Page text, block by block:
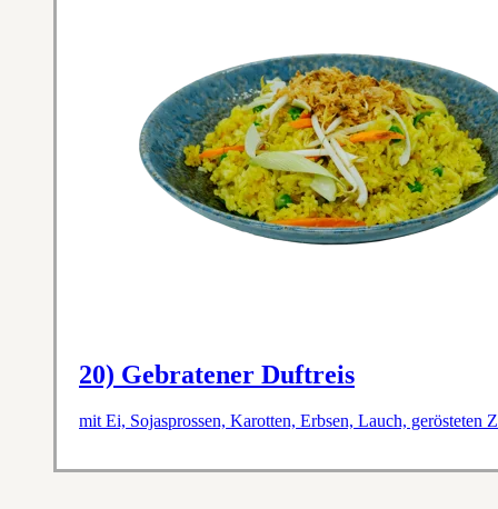
20) Gebratener Duftreis
mit Ei, Sojasprossen, Karotten, Erbsen, Lauch, gerösteten